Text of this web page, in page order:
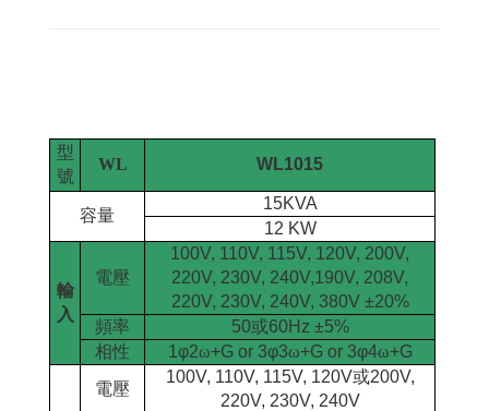
型
號
WL WL1015
容量
15KVA
12 KW
輸
入
電壓
100V, 110V, 115V, 120V, 200V,
220V, 230V, 240V,190V, 208V,
220V, 230V, 240V, 380V ±20%
頻率
50或60Hz ±5%
相性
1 φ2ω+G or 3φ3ω+G or 3φ4ω+G
電壓
100V, 110V, 115V, 120V或200V,
220V, 230V, 240V